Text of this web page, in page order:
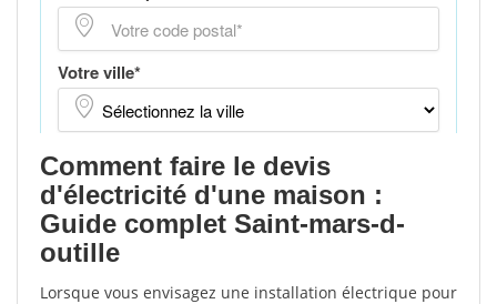
Comment faire le devis
d'électricité d'une maison :
Guide complet Saint-mars-d-
outille
Lorsque vous envisagez une installation électrique pour